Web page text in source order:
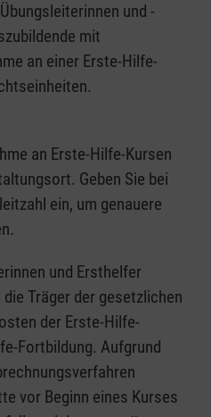
und -
mit
an einer Erste-Hilfe-
an Erste-Hilfe-Kursen
Geben Sie bei
ein, um genauere
und Ersthelfer
Träger der gesetzlichen
der Erste-Hilfe-
Fortbildung. Aufgrund
vor Beginn eines Kurses